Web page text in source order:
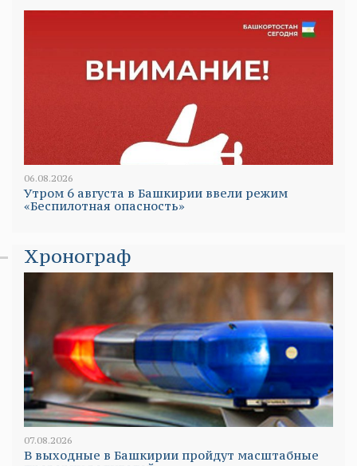
06.08.2026
Утром 6 августа в Башкирии ввели режим
«Беспилотная опасность»
Хронограф
07.08.2026
В выходные в Башкирии пройдут масштабные